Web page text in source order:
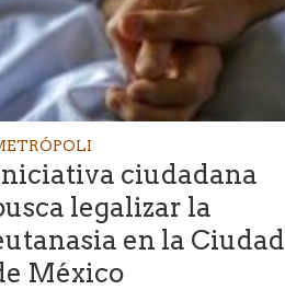
ciudadana
legalizar la
en la Ciudad
México